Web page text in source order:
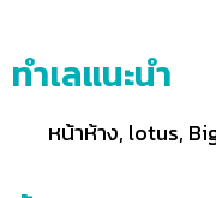
ทำเลแนะนำ
หน้าห้าง, lotus,